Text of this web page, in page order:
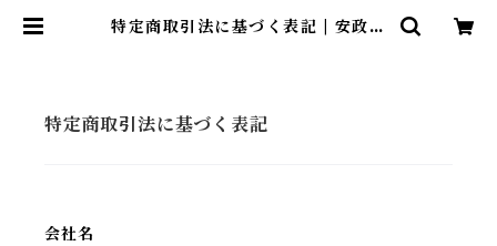
特定商取引法に基づく表記 | 安政三
特定商取引法に基づく表記
会社名